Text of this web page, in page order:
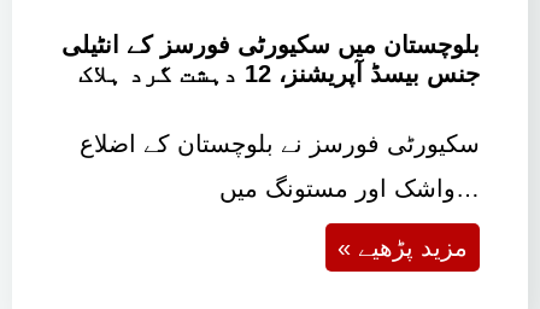
بلوچستان میں سکیورٹی فورسز کے انٹیلی
جنس بیسڈ آپریشنز، 12 دہشت گرد ہلاک
سکیورٹی فورسز نے بلوچستان کے اضلاع
واشک اور مستونگ میں…
« مزید پڑھیے